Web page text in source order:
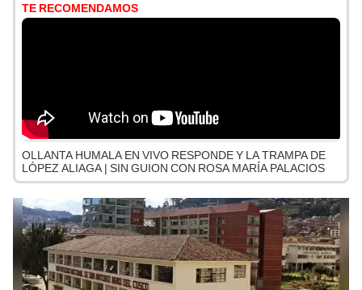
TE RECOMENDAMOS
OLLANTA HUMALA EN VIVO RESPONDE Y LA TRAMPA DE
LÓPEZ ALIAGA | SIN GUION CON ROSA MARÍA PALACIOS